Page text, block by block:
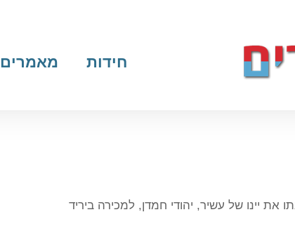
חידות מאמרים
את יינו של עשיר, יהודי חמדן, למכירה ביריד